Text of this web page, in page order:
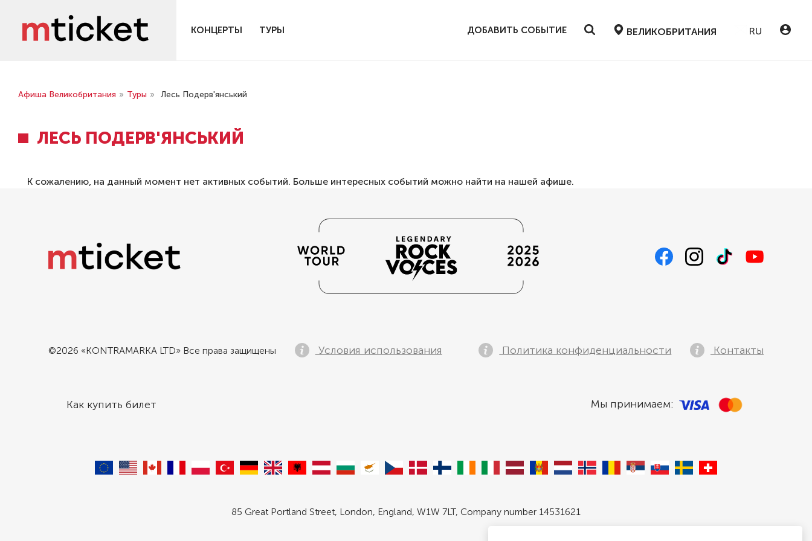
КОНЦЕРТЫ ТУРЫ ДОБАВИТЬ СОБЫТИЕ ВЕЛИКОБРИТАНИЯ RU
Афиша Великобритания » Туры » Лесь Подерв'янський
ЛЕСЬ ПОДЕРВ'ЯНСЬКИЙ
К сожалению, на данный момент нет активных событий. Больше интересных событий можно найти на нашей афише.
©2026 «KONTRAMARKA LTD» Все права защищены Условия использования Политика конфиденциальности Контакты
Как купить билет Мы принимаем:
85 Great Portland Street, London, England, W1W 7LT, Company number 14531621